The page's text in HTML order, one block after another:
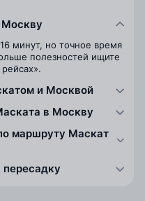
Москву
минут, но точное время
полезностей ищите
и Москвой
в Москву
маршруту Маскат